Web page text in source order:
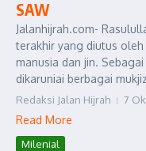
SAW
Jalanhijrah.com-
terakhir yang diutus
manusia dan jin.
dikaruniai berbagai
Redaksi Jalan Hijrah 7
Read More
Milenial